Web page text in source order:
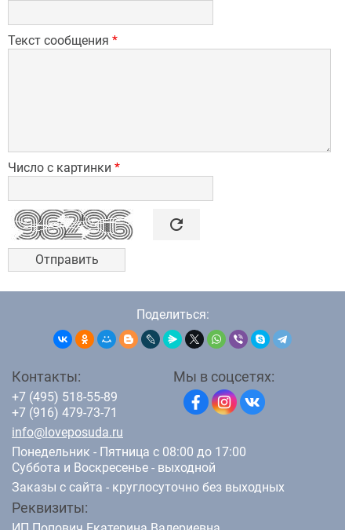
Текст сообщения *
Число с картинки *
 refresh
Поделиться:
Контакты:
+7 (495) 518-55-89
+7 (916) 479-73-71
info@loveposuda.ru
Понедельник - Пятница с 08:00 до 17:00
Суббота и Воскресенье - выходной
Заказы с сайта - круглосуточно без выходных
Реквизиты:
Мы в соцсетях: